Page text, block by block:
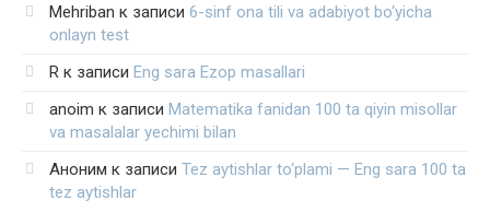
Mehriban к записи 6-sinf ona tili va adabiyot bo‘yicha
onlayn test
R к записи Eng sara Ezop masallari
anoim к записи Matematika fanidan 100 ta qiyin misollar
va masalalar yechimi bilan
Аноним к записи Tez aytishlar to‘plami — Eng sara 100 ta
tez aytishlar